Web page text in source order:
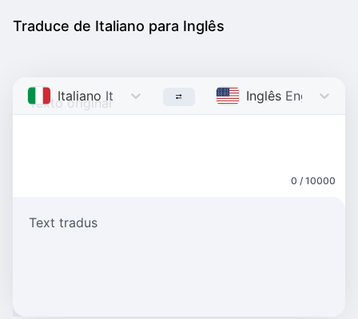
Traduce de Italiano para Inglês
Italiano Italian Inglês English
0 / 10000
Text tradus